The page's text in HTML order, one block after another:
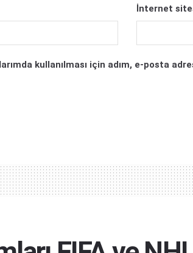
İnternet
kullanılması için adım, e-posta